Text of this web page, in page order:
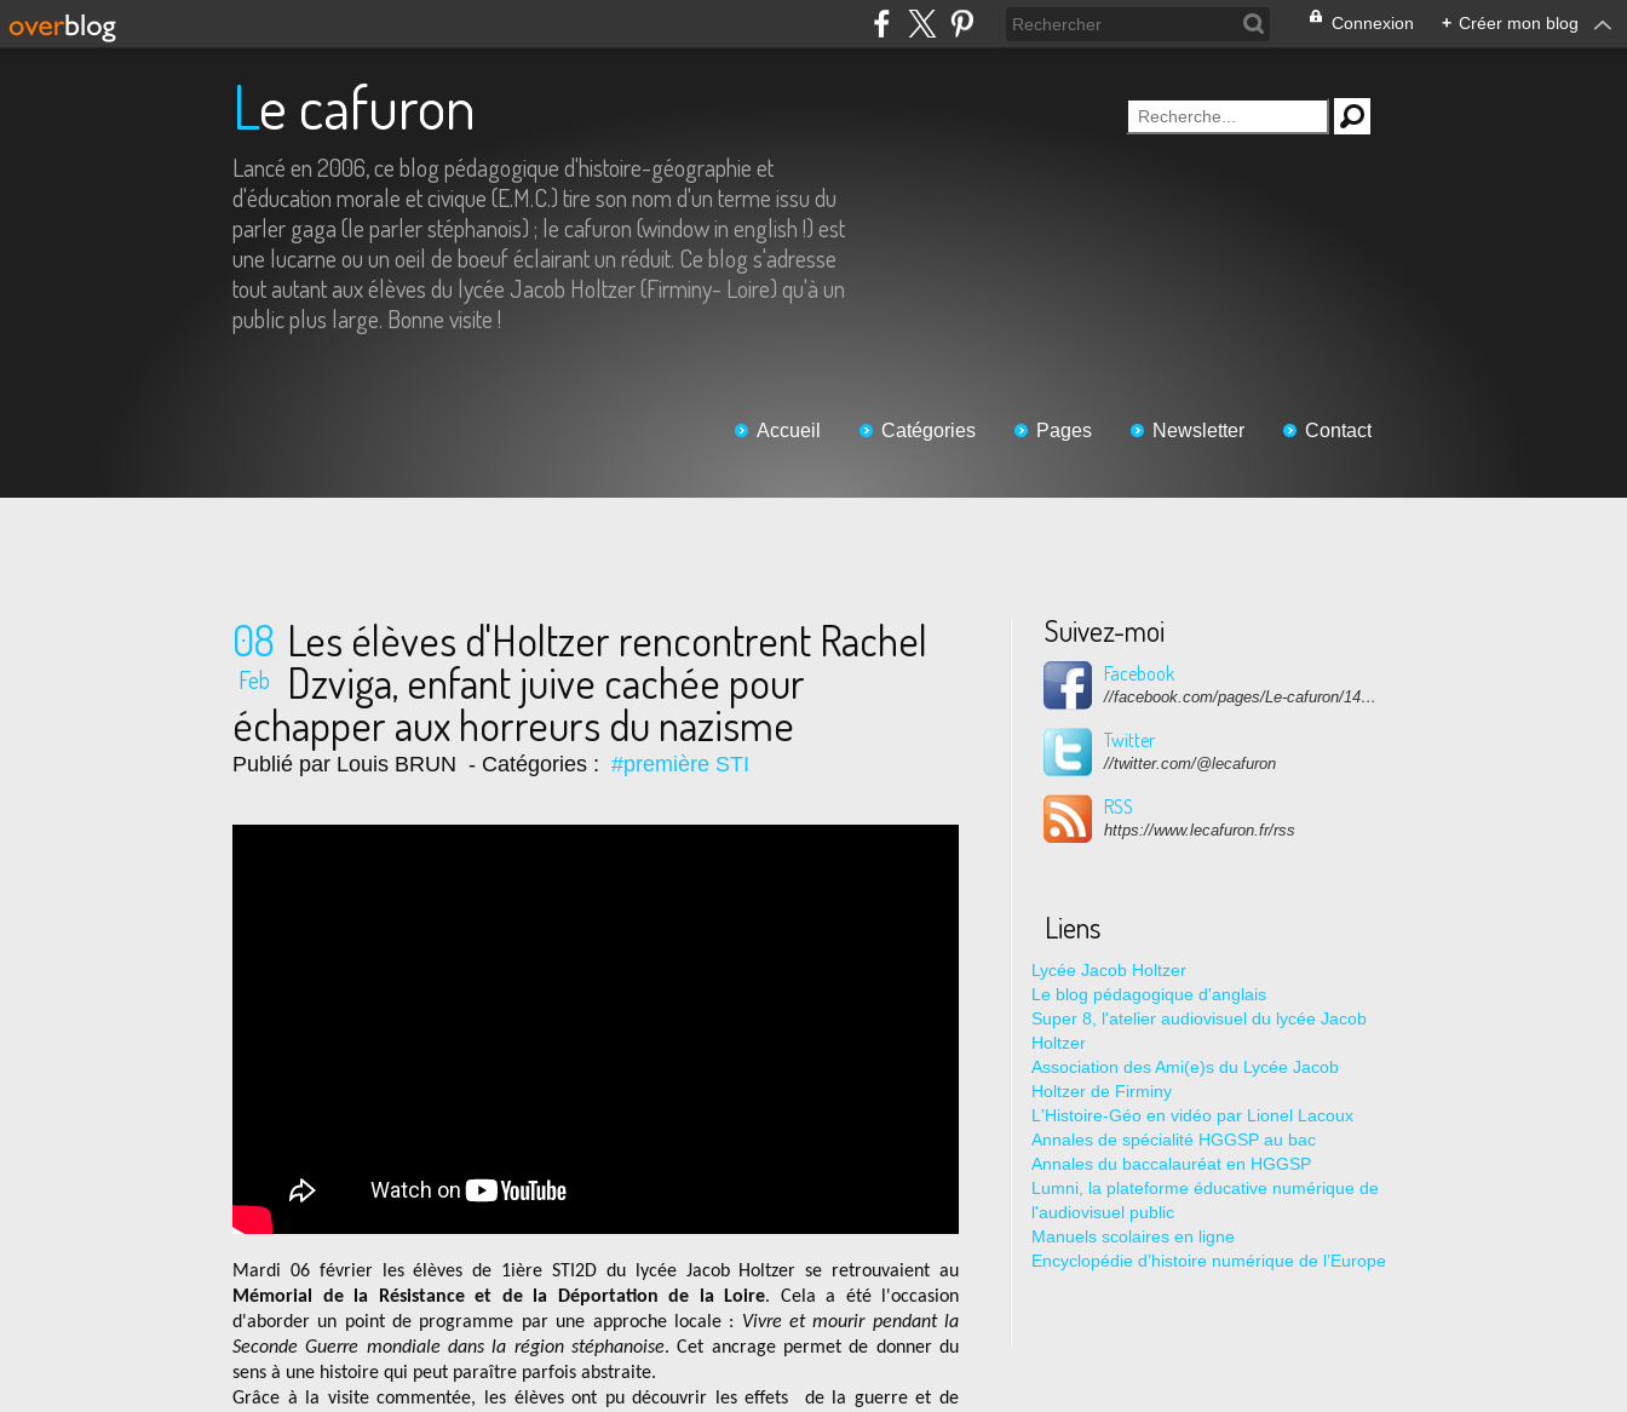
Connexion + Créer mon blog
Le cafuron
Lancé en 2006, ce blog pédagogique d'histoire-géographie et
d'éducation morale et civique (E.M.C.) tire son nom d'un terme issu du
parler gaga (le parler stéphanois) ; le cafuron (window in english !) est
une lucarne ou un oeil de boeuf éclairant un réduit. Ce blog s'adresse
tout autant aux élèves du lycée Jacob Holtzer (Firminy- Loire) qu'à un
public plus large. Bonne visite !
Accueil Catégories Pages Newsletter Contact
08
Feb
Les élèves d'Holtzer rencontrent Rachel
Dzviga, enfant juive cachée pour
échapper aux horreurs du nazisme
Publié par Louis BRUN - Catégories : #première STI
Mardi 06 février les élèves de 1ière STI2D du lycée Jacob Holtzer se retrouvaient au
Mémorial de la Résistance et de la Déportation de la Loire. Cela a été l'occasion
d'aborder un point de programme par une approche locale : Vivre et mourir pendant la
Seconde Guerre mondiale dans la région stéphanoise. Cet ancrage permet de donner du
sens à une histoire qui peut paraître parfois abstraite.
Grâce à la visite commentée, les élèves ont pu découvrir les effets de la guerre et de
Suivez-moi
Facebook
//facebook.com/pages/Le-cafuron/1415682768741632
Twitter
//twitter.com/@lecafuron
RSS
https://www.lecafuron.fr/rss
Liens
Lycée Jacob Holtzer
Le blog pédagogique d'anglais
Super 8, l'atelier audiovisuel du lycée Jacob
Holtzer
Association des Ami(e)s du Lycée Jacob
Holtzer de Firminy
L'Histoire-Géo en vidéo par Lionel Lacoux
Annales de spécialité HGGSP au bac
Annales du baccalauréat en HGGSP
Lumni, la plateforme éducative numérique de
l'audiovisuel public
Manuels scolaires en ligne
Encyclopédie d’histoire numérique de l’Europe